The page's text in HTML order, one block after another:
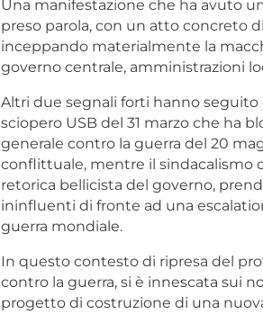
Una manifestazione che ha avuto
preso parola, con un atto concreto
inceppando materialmente la
governo centrale, amministrazioni
Altri due segnali forti hanno seguito
sciopero USB del 31 marzo che ha
generale contro la guerra del 20
conflittuale, mentre il sindacalismo
retorica bellicista del governo,
ininfluenti di fronte ad una
guerra mondiale.
In questo contesto di ripresa del
contro la guerra, si è innescata sui
progetto di costruzione di una